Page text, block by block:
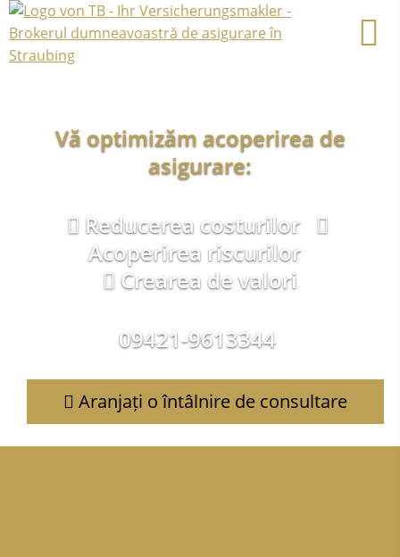
Vă optimizăm acoperirea de
asigurare:
Reducerea costurilor
Acoperirea riscurilor
Crearea de valori
09421-9613344
Aranjați o întâlnire de consultare